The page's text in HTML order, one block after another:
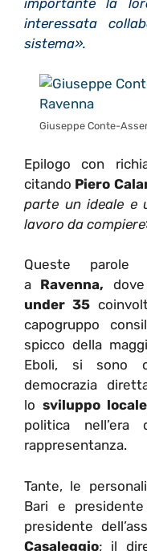
interessata
sistema».
Giuseppe Conte-
Epilogo con
citando Piero
parte un ideale e
lavoro da compiere
Queste parole
a Ravenna,
under 35
capogruppo
spicco della
Eboli, si sono
democrazia
lo sviluppo
politica
rappresentanza.
Tante, le
Bari e
presidente
Casaleggio; il